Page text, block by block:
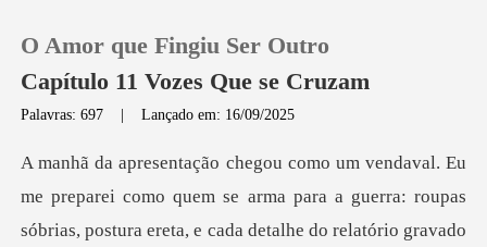
0
O Amor que Fingiu Ser Outro
Capítulo 11 Vozes Que se Cruzam
Palavras: 697 |Lançado em: 16/09/2025
s
sóbrias, postura ereta, e cada detalhe do relatório gravado